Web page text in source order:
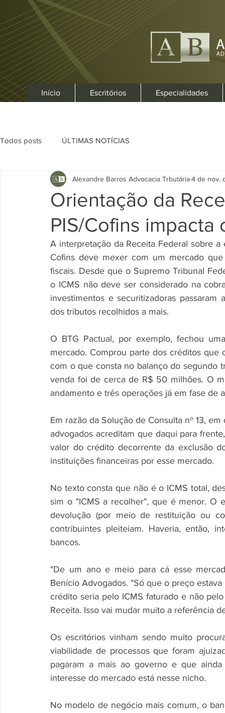
Início Escritórios Especialidades
Todos posts ÚLTIMAS NOTÍCIAS
Orientação da
PIS/Cofins
Alexandre Barros Advocacia Trbutária4 de nov.
A interpretação da Receita Federal sobre
Cofins deve mexer com um mercado
fiscais. Desde que o Supremo Tribunal
o ICMS não deve ser considerado na
investimentos e securitizadoras
dos tributos recolhidos a mais.
O BTG Pactual, por exemplo, fechou
mercado. Comprou parte dos créditos
com o que consta no balanço do segundo
venda foi de cerca de R$ 50 milhões. O
andamento e três operações já em fase de
Em razão da Solução de Consulta nº 13,
advogados acreditam que daqui para
valor do crédito decorrente da exclusão
instituições financeiras por esse mercado.
No texto consta que não é o ICMS total,
sim o "ICMS a recolher", que é menor. O
devolução (por meio de restituição ou
contribuintes pleiteiam. Haveria, então,
bancos.
"De um ano e meio para cá esse
Benício Advogados. "Só que o preço
crédito seria pelo ICMS faturado e não
Receita. Isso vai mudar muito a referência
Os escritórios vinham sendo muito
viabilidade de processos que foram
pagaram a mais ao governo e que
interesse do mercado está nesse nicho.
No modelo de negócio mais comum, o